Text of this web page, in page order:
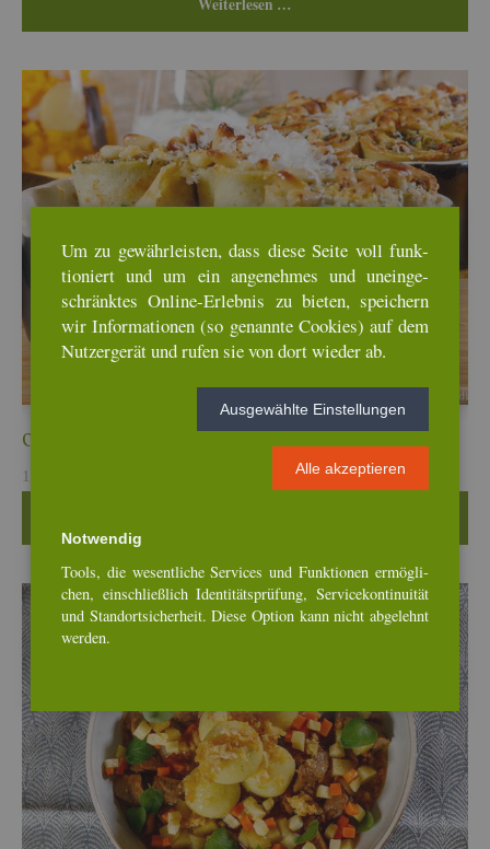
Wei­ter­le­sen …
Cres­pel­le mit Grün­kohl­fül­lung und Kür­bis-Bir­nen-Ra­gout
18. Jan, 2026
Um zu ge­währ­leis­ten, dass diese Seite voll funk­
tio­niert und um ein an­ge­neh­mes und un­ein­ge­
schränk­tes On­line-Er­leb­nis zu bie­ten, spei­chern
wir In­for­ma­tio­nen (so ge­nann­te Coo­kies) auf dem
Nut­zer­ge­rät und rufen sie von dort wie­der ab.
Aus­ge­wähl­te Ein­stel­lun­gen
Alle ak­zep­tie­ren
Not­wen­dig
Tools, die we­sent­li­che Ser­vices und Funk­tio­nen er­mög­li­
chen, ein­schlie­ß­lich Iden­ti­täts­prü­fung, Ser­vice­kon­ti­nui­tät
und Stand­ort­si­cher­heit. Diese Op­ti­on kann nicht ab­ge­lehnt
wer­den.